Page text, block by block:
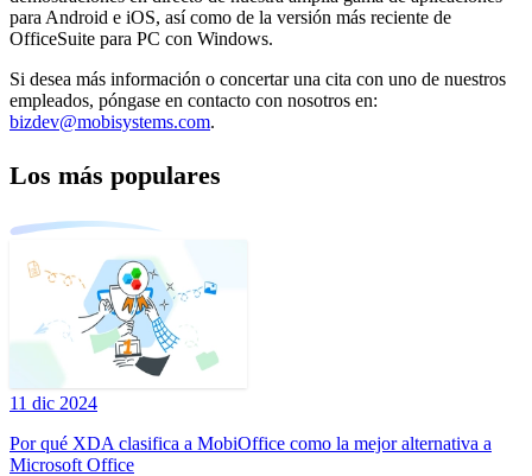
para Android e iOS, así como de la versión más reciente de
OfficeSuite para PC con Windows.
Si desea más información o concertar una cita con uno de nuestros
empleados, póngase en contacto con nosotros en:
bizdev@mobisystems.com.
Los más populares
11 dic 2024
Por qué XDA clasifica a MobiOffice como la mejor alternativa a
Microsoft Office